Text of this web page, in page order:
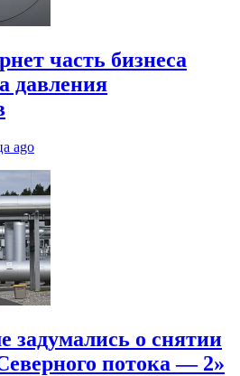
часть бизнеса
давления
ago
задумались о снятии
потока — 2»